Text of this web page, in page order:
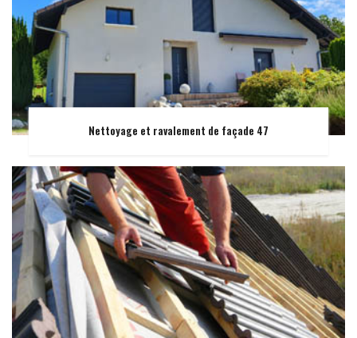
Nettoyage et ravalement de façade 47